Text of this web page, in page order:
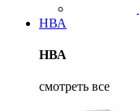
НВА
НВА
смотреть все